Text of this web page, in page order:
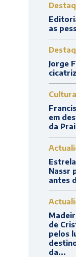
as
Jorge
Cultura
em
da
Nassr
antes
de
pelos
da...